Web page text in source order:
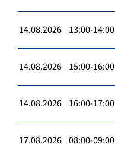
14.08.2026 13:00-14:00
14.08.2026 15:00-16:00
14.08.2026 16:00-17:00
17.08.2026 08:00-09:00